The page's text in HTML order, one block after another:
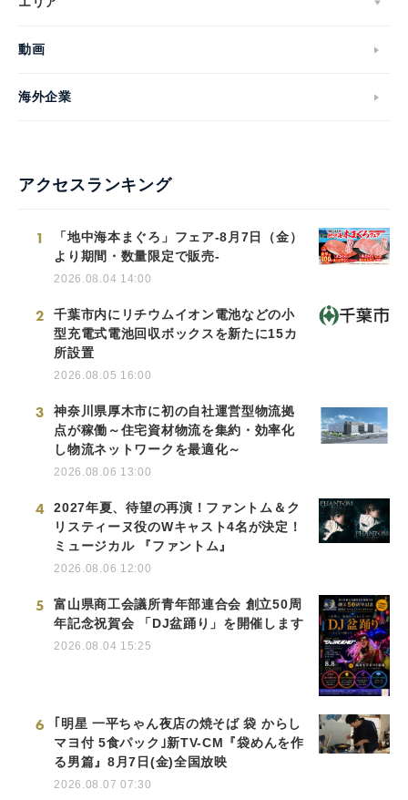
動画
海外企業
アクセスランキング
1
「地中海本まぐろ」フェア-8月7日（金）
より期間・数量限定で販売-
2026.08.04 14:00
2
千葉市内にリチウムイオン電池などの小
型充電式電池回収ボックスを新たに15カ
所設置
2026.08.05 16:00
3
神奈川県厚木市に初の自社運営型物流拠
点が稼働～住宅資材物流を集約・効率化
し物流ネットワークを最適化～
2026.08.06 13:00
4
2027年夏、待望の再演！ファントム＆ク
リスティーヌ役のWキャスト4名が決定！
ミュージカル 『ファントム』
2026.08.06 12:00
5
富山県商工会議所青年部連合会 創立50周
年記念祝賀会 「DJ盆踊り」を開催します
2026.08.04 15:25
6
｢明星 一平ちゃん夜店の焼そば 袋 からし
マヨ付 5食パック｣新TV-CM『袋めんを作
る男篇』8月7日(金)全国放映
2026.08.07 07:30